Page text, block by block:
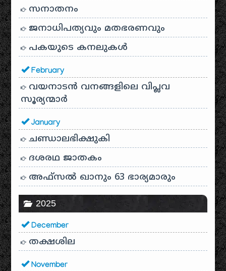
സനാതനം
ജനാധിപത്യവും മതഭരണവും
പകയുടെ കനലുകൾ
February
വയനാടൻ വനങ്ങളിലെ വിപ്ലവ
സൂര്യന്മാർ
January
ചണ്ഡാലഭിക്ഷുകി
ദശരഥ ജാതകം
അഫ്സൽ ഖാനും 63 ഭാര്യമാരും
2025
December
തക്ഷശില
November